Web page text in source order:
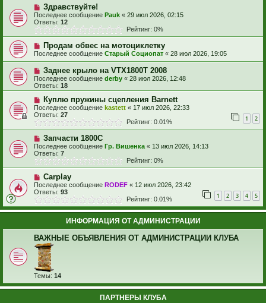
Здравствуйте!
Последнее сообщение Pauk « 29 июл 2026, 02:15
Ответы: 12
Рейтинг: 0%
Продам обвес на мотоциклетку
Последнее сообщение Старый Социопат « 28 июл 2026, 19:05
Заднее крыло на VTX1800T 2008
Последнее сообщение derby « 28 июл 2026, 12:48
Ответы: 18
Куплю пружины сцепления Barnett
Последнее сообщение kastett « 17 июл 2026, 22:33
Ответы: 27 1 2
Рейтинг: 0.01%
Запчасти 1800С
Последнее сообщение Гр. Вишенка « 13 июл 2026, 14:13
Ответы: 7
Рейтинг: 0%
Carplay
Последнее сообщение RODEF « 12 июл 2026, 23:42
Ответы: 93 1 2 3 4 5
Рейтинг: 0.01%
ИНФОРМАЦИЯ ОТ АДМИНИСТРАЦИИ
ВАЖНЫЕ ОБЪЯВЛЕНИЯ ОТ АДМИНИСТРАЦИИ КЛУБА
Темы: 14
ПАРТНЕРЫ КЛУБА